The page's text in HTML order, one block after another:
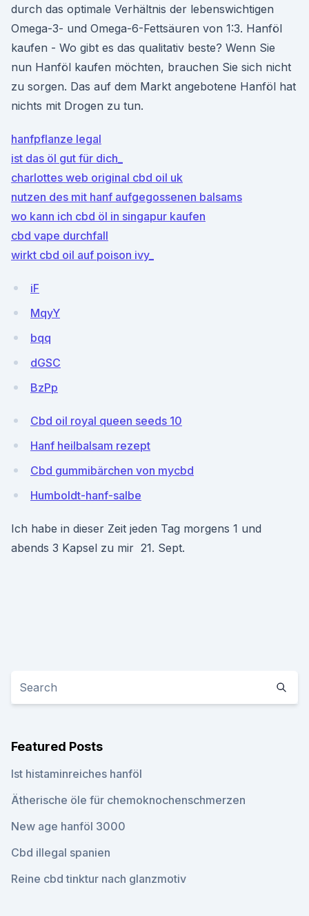
durch das optimale Verhältnis der lebenswichtigen
Omega-3- und Omega-6-Fettsäuren von 1:3. Hanföl
kaufen - Wo gibt es das qualitativ beste? Wenn Sie
nun Hanföl kaufen möchten, brauchen Sie sich nicht
zu sorgen. Das auf dem Markt angebotene Hanföl hat
nichts mit Drogen zu tun.
hanfpflanze legal
ist das öl gut für dich_
charlottes web original cbd oil uk
nutzen des mit hanf aufgegossenen balsams
wo kann ich cbd öl in singapur kaufen
cbd vape durchfall
wirkt cbd oil auf poison ivy_
iF
MqyY
bqq
dGSC
BzPp
Cbd oil royal queen seeds 10
Hanf heilbalsam rezept
Cbd gummibärchen von mycbd
Humboldt-hanf-salbe
Ich habe in dieser Zeit jeden Tag morgens 1 und
abends 3 Kapsel zu mir 21. Sept.
Featured Posts
Ist histaminreiches hanföl
Ätherische öle für chemoknochenschmerzen
New age hanföl 3000
Cbd illegal spanien
Reine cbd tinktur nach glanzmotiv